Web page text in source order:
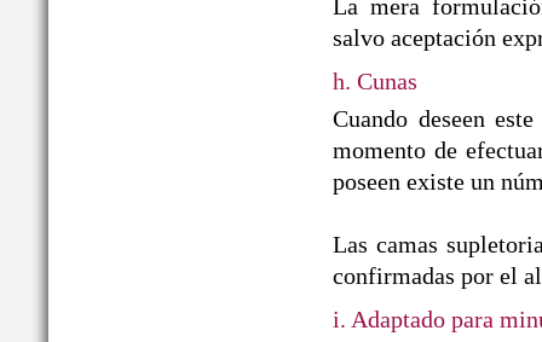
La mera
salvo aceptación
h. Cunas
Cuando deseen
momento de
poseen existe un
Las camas
confirmadas por el
i. Adaptado para